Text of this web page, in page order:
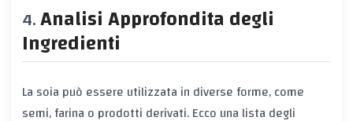
Analisi Approfondita degli
Ingredienti
La soia può essere utilizzata in diverse forme, come
semi, farina o prodotti derivati. Ecco una lista degli